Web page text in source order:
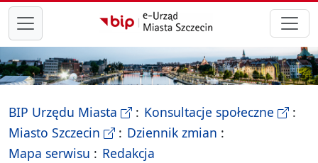
przejdź do głównego menu
BIP Urzędu Miasta - Biletyn Informacji Publicznej
Konsultacje społeczne-
Miasto Szczecin - Oficjalna strona Miasta Szczecin
Dziennik zmian
Mapa serwisu - drzewko rozdziałów
Redakcja